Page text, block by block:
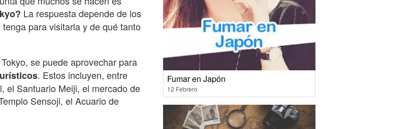
La respuesta depende de los
para visitarla y de qué tanto
se puede aprovechar para
. Estos incluyen, entre
el Santuario Meiji, el mercado de
Sensoji, el Acuario de
Fumar en Japón
12 Febrero